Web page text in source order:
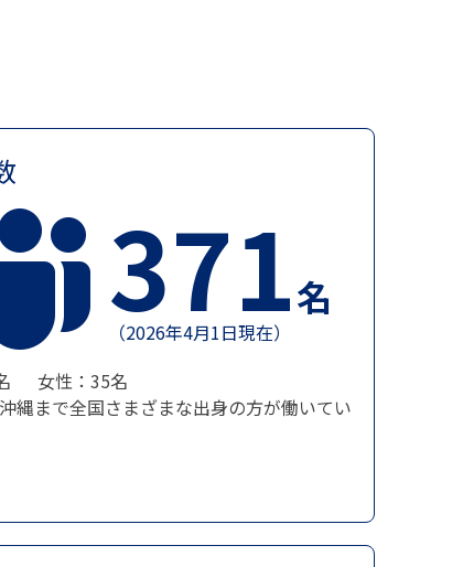
371名
（2026年4月1日現在）
女性：35名
縄まで全国さまざまな出身の方が働いてい